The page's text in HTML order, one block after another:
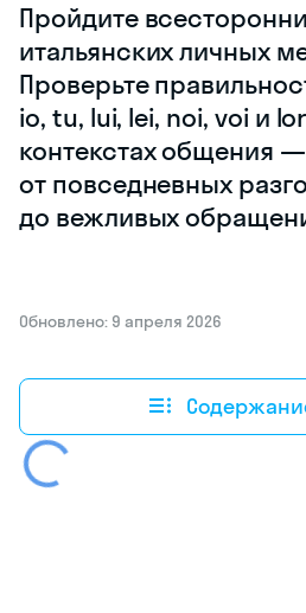
Пройдите
итальянских личных
Проверьте
io, tu, lui, lei, noi, voi и
контекстах общения —
от повседневных
до вежливых
Обновлено: 9 апреля 2026